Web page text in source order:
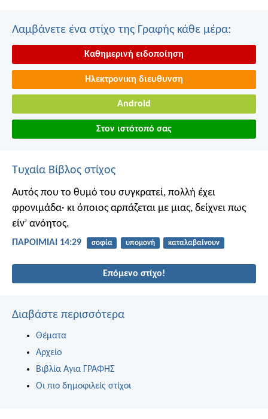
Λαμβάνετε ένα στίχο της Γραφής κάθε μέρα:
Καθημερινή ειδοποίηση
Ηλεκτρονικη διευθυνση
Android
Στον ιστότοπό σας
Τυχαία Βίβλος στίχος
Αυτός που το θυμό του συγκρατεί, πολλή έχει
φρονιμάδα· κι όποιος αρπάζεται με μιας, δείχνει πως
είν’ ανόητος.
ΠΑΡΟΙΜΙΑΙ 14:29 σοφία υπομονή καταλαβαίνουν
Επόμενο στίχο!
Διαβάστε περισσότερα
Θέματα
Αρχείο
Βιβλία Αγια ΓΡΑΦΗΣ
Οι πιο δημοφιλείς στίχοι